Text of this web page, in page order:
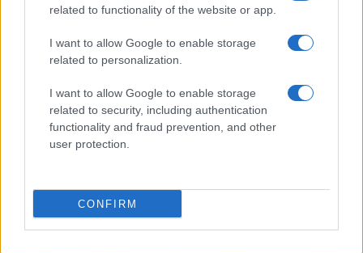
related to functionality of the website or app.
I want to allow Google to enable storage
related to personalization.
I want to allow Google to enable storage
related to security, including authentication
functionality and fraud prevention, and other
user protection.
CONFIRM
La scuola di San Filippo a Cetraro vince il premio
Legambiente per l’edilizia sostenibile
Ilaria Galli · 9 Ago 2026
EVENTI E AGENDA